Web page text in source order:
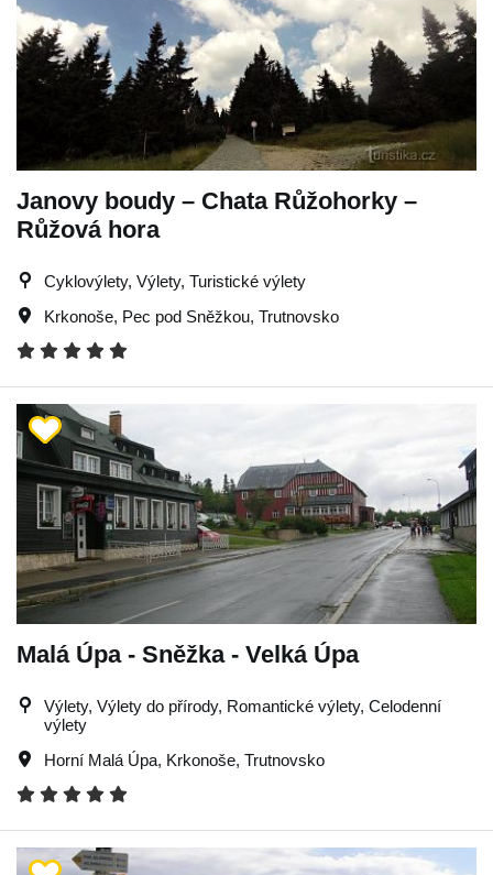
Janovy boudy – Chata Růžohorky –
Růžová hora
Cyklovýlety, Výlety, Turistické výlety
Krkonoše, Pec pod Sněžkou, Trutnovsko
Malá Úpa - Sněžka - Velká Úpa
Výlety, Výlety do přírody, Romantické výlety, Celodenní
výlety
Horní Malá Úpa, Krkonoše, Trutnovsko